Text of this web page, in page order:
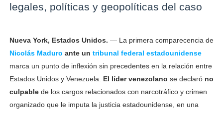
legales, políticas y geopolíticas del caso
Nueva York, Estados Unidos. — La primera comparecencia de
Nicolás Maduro ante un tribunal federal estadounidense
marca un punto de inflexión sin precedentes en la relación entre
Estados Unidos y Venezuela. El líder venezolano se declaró no
culpablede los cargos relacionados con narcotráfico y crimen
organizado que le imputa la justicia estadounidense, en una